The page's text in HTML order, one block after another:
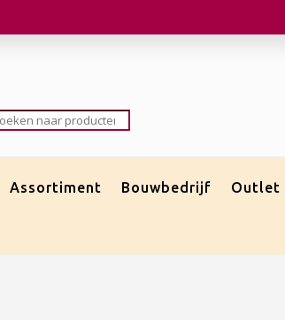
Assortiment Bouwbedrijf Outlet